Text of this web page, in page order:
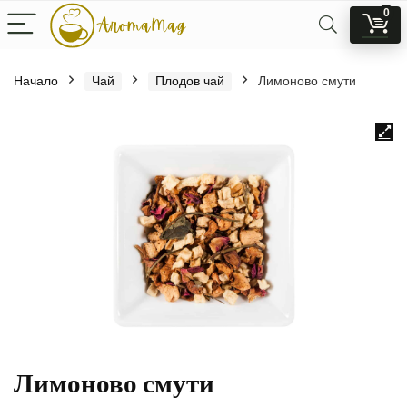
0
Начало Чай Плодов чай Лимоново смути
Лимоново смути